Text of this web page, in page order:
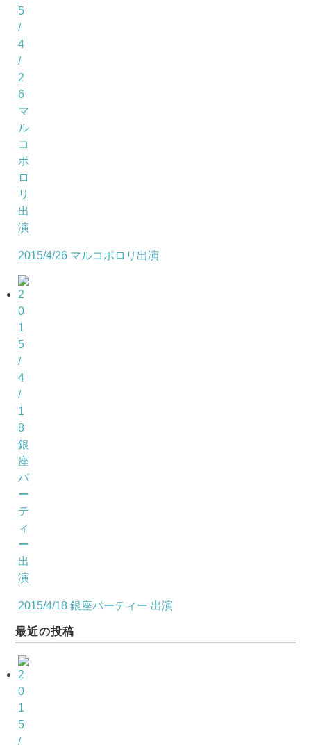
2015/4/26 マルコポロリ出演
2015/4/18 銀座パーティー 出演
最近の投稿